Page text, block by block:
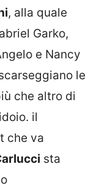
, alla quale
Garko,
e Nancy
le
che altro di
il
che va
sta